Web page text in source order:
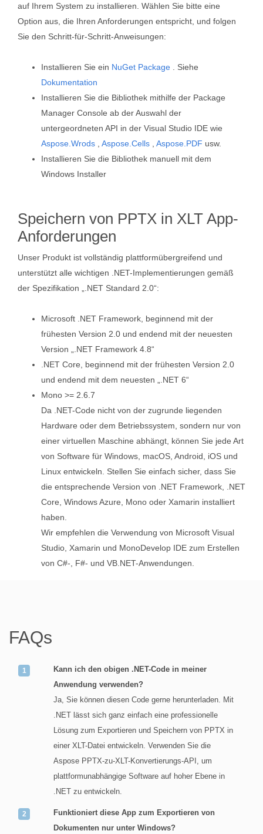
auf Ihrem System zu installieren. Wählen Sie bitte eine
Option aus, die Ihren Anforderungen entspricht, und folgen
Sie den Schritt-für-Schritt-Anweisungen:
Installieren Sie ein NuGet Package . Siehe
Dokumentation
Installieren Sie die Bibliothek mithilfe der Package
Manager Console ab der Auswahl der
untergeordneten API in der Visual Studio IDE wie
Aspose.Wrods
Aspose.Cells Aspose.PDF usw.
Installieren Sie die Bibliothek manuell mit dem
Windows Installer
Speichern von PPTX in XLT App-
Anforderungen
Unser Produkt ist vollständig plattformübergreifend und
unterstützt alle wichtigen .NET-Implementierungen gemäß
der Spezifikation „.NET Standard 2.0“:
Microsoft .NET Framework, beginnend mit der
frühesten Version 2.0 und endend mit der neuesten
Version „.NET Framework 4.8“
.NET Core, beginnend mit der frühesten Version 2.0
und endend mit dem neuesten „.NET 6“
Mono >= 2.6.7
Da .NET-Code nicht von der zugrunde liegenden
Hardware oder dem Betriebssystem, sondern nur von
einer virtuellen Maschine abhängt, können Sie jede Art
von Software für Windows, macOS, Android, iOS und
Linux entwickeln. Stellen Sie einfach sicher, dass Sie
die entsprechende Version von .NET Framework, .NET
Core, Windows Azure, Mono oder Xamarin installiert
haben.
Wir empfehlen die Verwendung von Microsoft Visual
Studio, Xamarin und MonoDevelop IDE zum Erstellen
von C#-, F#- und VB.NET-Anwendungen.
FAQs
Kann ich den obigen .NET-Code in meiner
Anwendung verwenden?
Ja, Sie können diesen Code gerne herunterladen. Mit
.NET lässt sich ganz einfach eine professionelle
Lösung zum Exportieren und Speichern von PPTX in
einer XLT-Datei entwickeln. Verwenden Sie die
Aspose PPTX-zu-XLT-Konvertierungs-API, um
plattformunabhängige Software auf hoher Ebene in
.NET zu entwickeln.
Funktioniert diese App zum Exportieren von
Dokumenten nur unter Windows?